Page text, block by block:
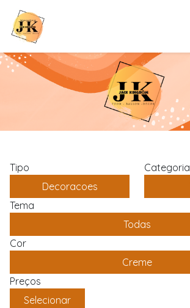
Tipo
Decoracoes
Categoria
Tema
Todas
Cor
Creme
Preços
Selecionar